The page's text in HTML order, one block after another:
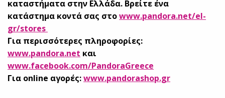
καταστήματα στην Ελλάδα. Βρείτε ένα
κατάστημα κοντά σας στοwww.pandora.net/el-
gr/stores
Για περισσότερες πληροφορίες:
www.pandora.net και
www.facebook.com/PandoraGreece
Για online αγορές:www.pandorashop.gr